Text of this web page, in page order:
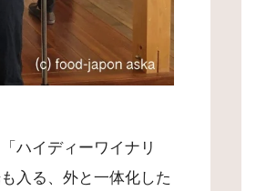
ハイディーワイナリ
入る、外と一体化した